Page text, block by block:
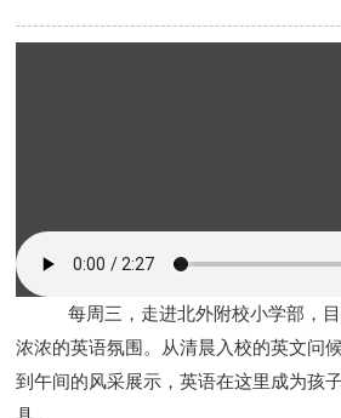
每周三，走进北外附校小学部，
浓浓的英语氛围。从清晨入校的英文问
到午间的风采展示，英语在这里成为孩